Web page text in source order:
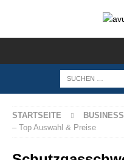
STARTSEITE BUSINESS
– Top Auswahl & Preise